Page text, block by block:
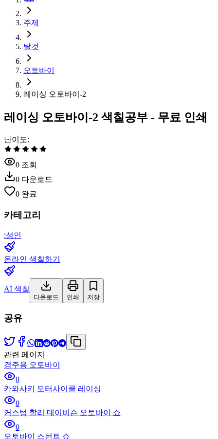
주제
탈것
오토바이
레이싱 오토바이-2
레이싱 오토바이-2 색칠공부 - 무료 인쇄
난이도:
0 조회
0 다운로드
0 완료
카테고리
:성인
온라인 색칠하기
AI 색칠
다운로드 인쇄 저장
공유
관련 페이지
경주용 오토바이
0
카와사키 모터사이클 레이싱
0
커스텀 할리 데이비슨 오토바이 쇼
0
오토바이 스턴트 쇼